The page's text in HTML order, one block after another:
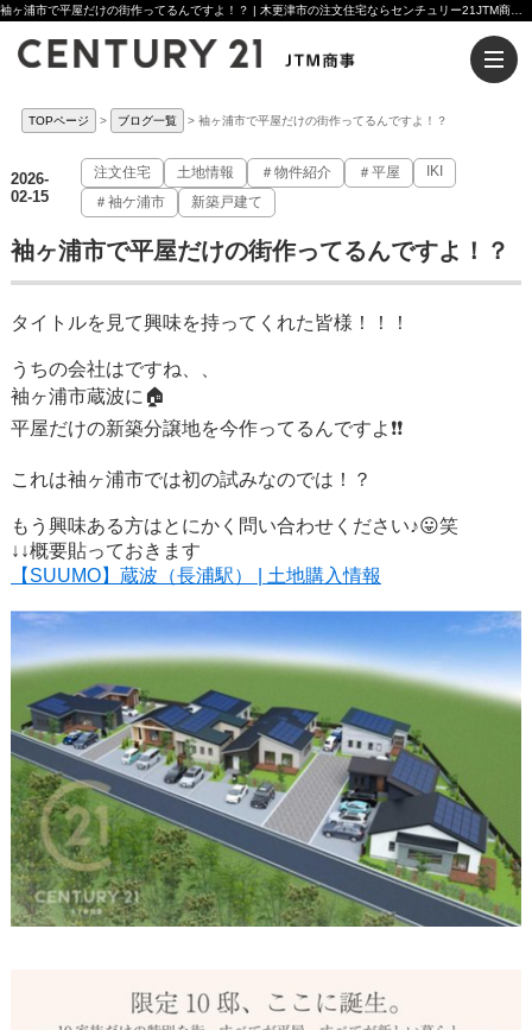
TOPページ ブログ一覧 袖ヶ浦市で平屋だけの街作ってるんですよ！？
2026-
02-15
注文住宅 土地情報 ＃物件紹介 ＃平屋
IKI
＃袖ケ浦市
新築戸建て
袖ヶ浦市で平屋だけの街作ってるんですよ！？
タイトルを見て興味を持ってくれた皆様！！！
うちの会社はですね、、
袖ヶ浦市蔵波に🏠
平屋だけの新築分譲地を今作ってるんですよ❗️❗️
これは袖ヶ浦市では初の試みなのでは！？
もう興味ある方はとにかく問い合わせください♪😛笑
↓↓概要貼っておきます
【SUUMO】蔵波（長浦駅） | 土地購入情報